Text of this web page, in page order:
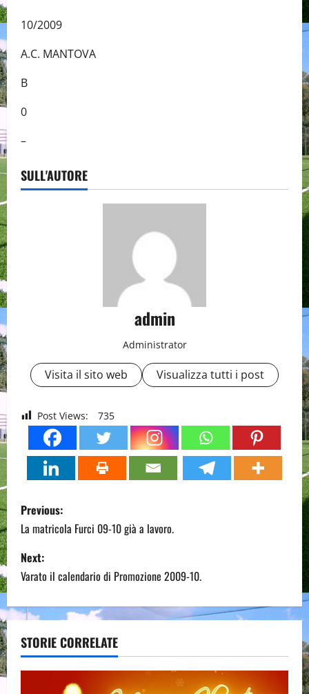
10/2009
A.C. MANTOVA
B
0
–
SULL'AUTORE
admin
Administrator
Visita il sito web Visualizza tutti i post
Post Views: 735
P
o
s
t
n
a
v
Previous:
La matricola Furci 09-10 già a lavoro.
Next:
Varato il calendario di Promozione 2009-10.
STORIE CORRELATE